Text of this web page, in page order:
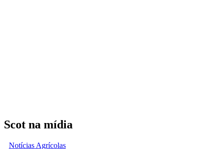
Scot na mídia
Notícias Agrícolas